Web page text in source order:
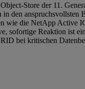
Store der 11.
in den anspruchsvollsten
wie die NetApp Active
sofortige Reaktion ist
bei kritischen